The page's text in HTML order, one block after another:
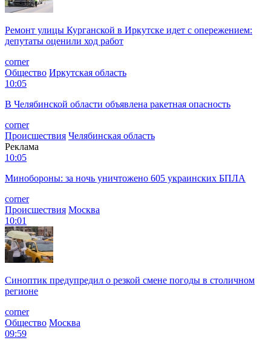
Ремонт улицы Курганской в Иркутске идет с опережением:
депутаты оценили ход работ
corner
Общество Иркутская область
10:05
В Челябинской области объявлена ракетная опасность
corner
Происшествия Челябинская область
Реклама
10:05
Минобороны: за ночь уничтожено 605 украинских БПЛА
corner
Происшествия Москва
10:01
Синоптик предупредил о резкой смене погоды в столичном
регионе
corner
Общество Москва
09:59